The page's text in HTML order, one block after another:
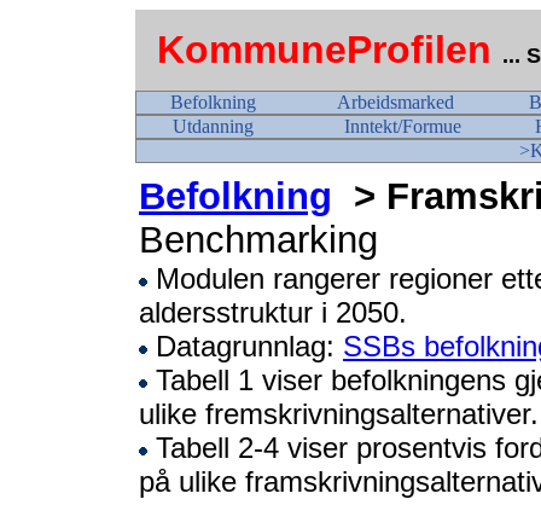
KommuneProfilen ...
Befolkning Arbeidsmarked
Utdanning
Inntekt/Formue
Befolkning >
Benchmarking
Modulen rangerer regioner
aldersstruktur i 2050.
Datagrunnlag: SSBs
Tabell 1 viser befolkningens
ulike fremskrivningsalternativer.
Tabell 2-4 viser prosentvis
på ulike